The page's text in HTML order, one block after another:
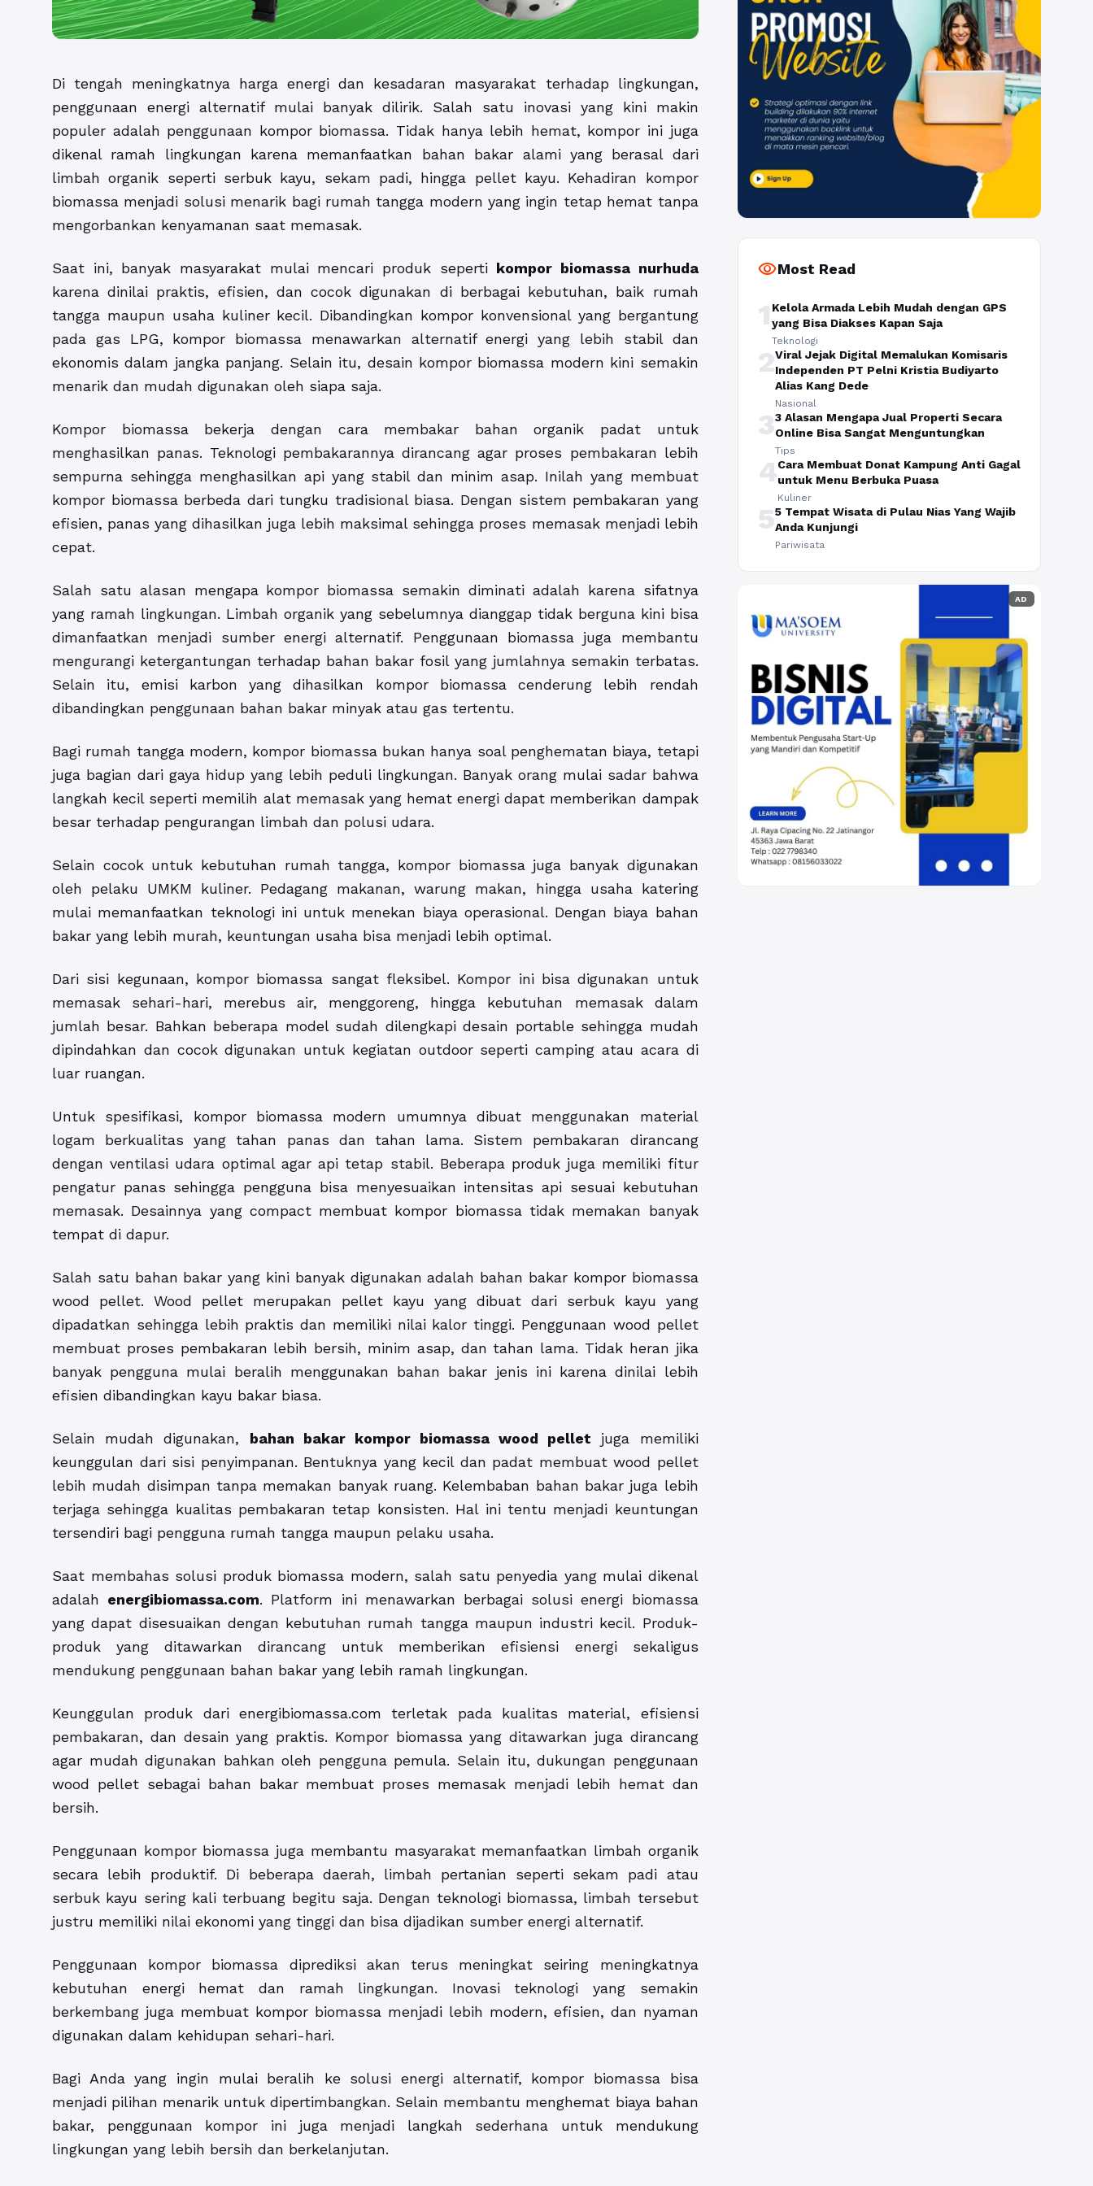
Di tengah meningkatnya harga energi dan kesadaran masyarakat terhadap lingkungan,
penggunaan energi alternatif mulai banyak dilirik. Salah satu inovasi yang kini makin
populer adalah penggunaan kompor biomassa. Tidak hanya lebih hemat, kompor ini juga
dikenal ramah lingkungan karena memanfaatkan bahan bakar alami yang berasal dari
limbah organik seperti serbuk kayu, sekam padi, hingga pellet kayu. Kehadiran kompor
biomassa menjadi solusi menarik bagi rumah tangga modern yang ingin tetap hemat tanpa
mengorbankan kenyamanan saat memasak.
Saat ini, banyak masyarakat mulai mencari produk seperti kompor biomassa nurhuda
karena dinilai praktis, efisien, dan cocok digunakan di berbagai kebutuhan, baik rumah
tangga maupun usaha kuliner kecil. Dibandingkan kompor konvensional yang bergantung
pada gas LPG, kompor biomassa menawarkan alternatif energi yang lebih stabil dan
ekonomis dalam jangka panjang. Selain itu, desain kompor biomassa modern kini semakin
menarik dan mudah digunakan oleh siapa saja.
Kompor biomassa bekerja dengan cara membakar bahan organik padat untuk
menghasilkan panas. Teknologi pembakarannya dirancang agar proses pembakaran lebih
sempurna sehingga menghasilkan api yang stabil dan minim asap. Inilah yang membuat
kompor biomassa berbeda dari tungku tradisional biasa. Dengan sistem pembakaran yang
efisien, panas yang dihasilkan juga lebih maksimal sehingga proses memasak menjadi lebih
cepat.
Salah satu alasan mengapa kompor biomassa semakin diminati adalah karena sifatnya
yang ramah lingkungan. Limbah organik yang sebelumnya dianggap tidak berguna kini bisa
dimanfaatkan menjadi sumber energi alternatif. Penggunaan biomassa juga membantu
mengurangi ketergantungan terhadap bahan bakar fosil yang jumlahnya semakin terbatas.
Selain itu, emisi karbon yang dihasilkan kompor biomassa cenderung lebih rendah
dibandingkan penggunaan bahan bakar minyak atau gas tertentu.
Bagi rumah tangga modern, kompor biomassa bukan hanya soal penghematan biaya, tetapi
juga bagian dari gaya hidup yang lebih peduli lingkungan. Banyak orang mulai sadar bahwa
langkah kecil seperti memilih alat memasak yang hemat energi dapat memberikan dampak
besar terhadap pengurangan limbah dan polusi udara.
Selain cocok untuk kebutuhan rumah tangga, kompor biomassa juga banyak digunakan
oleh pelaku UMKM kuliner. Pedagang makanan, warung makan, hingga usaha katering
mulai memanfaatkan teknologi ini untuk menekan biaya operasional. Dengan biaya bahan
bakar yang lebih murah, keuntungan usaha bisa menjadi lebih optimal.
Dari sisi kegunaan, kompor biomassa sangat fleksibel. Kompor ini bisa digunakan untuk
memasak sehari-hari, merebus air, menggoreng, hingga kebutuhan memasak dalam
jumlah besar. Bahkan beberapa model sudah dilengkapi desain portable sehingga mudah
dipindahkan dan cocok digunakan untuk kegiatan outdoor seperti camping atau acara di
luar ruangan.
Untuk spesifikasi, kompor biomassa modern umumnya dibuat menggunakan material
logam berkualitas yang tahan panas dan tahan lama. Sistem pembakaran dirancang
dengan ventilasi udara optimal agar api tetap stabil. Beberapa produk juga memiliki fitur
pengatur panas sehingga pengguna bisa menyesuaikan intensitas api sesuai kebutuhan
memasak. Desainnya yang compact membuat kompor biomassa tidak memakan banyak
tempat di dapur.
Salah satu bahan bakar yang kini banyak digunakan adalah bahan bakar kompor biomassa
wood pellet. Wood pellet merupakan pellet kayu yang dibuat dari serbuk kayu yang
dipadatkan sehingga lebih praktis dan memiliki nilai kalor tinggi. Penggunaan wood pellet
membuat proses pembakaran lebih bersih, minim asap, dan tahan lama. Tidak heran jika
banyak pengguna mulai beralih menggunakan bahan bakar jenis ini karena dinilai lebih
efisien dibandingkan kayu bakar biasa.
Selain mudah digunakan, bahan bakar kompor biomassa wood pellet juga memiliki
keunggulan dari sisi penyimpanan. Bentuknya yang kecil dan padat membuat wood pellet
lebih mudah disimpan tanpa memakan banyak ruang. Kelembaban bahan bakar juga lebih
terjaga sehingga kualitas pembakaran tetap konsisten. Hal ini tentu menjadi keuntungan
tersendiri bagi pengguna rumah tangga maupun pelaku usaha.
Saat membahas solusi produk biomassa modern, salah satu penyedia yang mulai dikenal
adalah energibiomassa.com. Platform ini menawarkan berbagai solusi energi biomassa
yang dapat disesuaikan dengan kebutuhan rumah tangga maupun industri kecil. Produk-
produk yang ditawarkan dirancang untuk memberikan efisiensi energi sekaligus
mendukung penggunaan bahan bakar yang lebih ramah lingkungan.
Keunggulan produk dari energibiomassa.com terletak pada kualitas material, efisiensi
pembakaran, dan desain yang praktis. Kompor biomassa yang ditawarkan juga dirancang
agar mudah digunakan bahkan oleh pengguna pemula. Selain itu, dukungan penggunaan
wood pellet sebagai bahan bakar membuat proses memasak menjadi lebih hemat dan
bersih.
Penggunaan kompor biomassa juga membantu masyarakat memanfaatkan limbah organik
secara lebih produktif. Di beberapa daerah, limbah pertanian seperti sekam padi atau
serbuk kayu sering kali terbuang begitu saja. Dengan teknologi biomassa, limbah tersebut
justru memiliki nilai ekonomi yang tinggi dan bisa dijadikan sumber energi alternatif.
Penggunaan kompor biomassa diprediksi akan terus meningkat seiring meningkatnya
kebutuhan energi hemat dan ramah lingkungan. Inovasi teknologi yang semakin
berkembang juga membuat kompor biomassa menjadi lebih modern, efisien, dan nyaman
digunakan dalam kehidupan sehari-hari.
Bagi Anda yang ingin mulai beralih ke solusi energi alternatif, kompor biomassa bisa
menjadi pilihan menarik untuk dipertimbangkan. Selain membantu menghemat biaya bahan
bakar, penggunaan kompor ini juga menjadi langkah sederhana untuk mendukung
lingkungan yang lebih bersih dan berkelanjutan.
visibilityMost Read
1 Kelola Armada Lebih Mudah dengan GPS
yang Bisa Diakses Kapan Saja
Teknologi
2Viral Jejak Digital Memalukan Komisaris
Independen PT Pelni Kristia Budiyarto
Alias Kang Dede
Nasional
33 Alasan Mengapa Jual Properti Secara
Online Bisa Sangat Menguntungkan
Tips
4Cara Membuat Donat Kampung Anti Gagal
untuk Menu Berbuka Puasa
Kuliner
55 Tempat Wisata di Pulau Nias Yang Wajib
Anda Kunjungi
Pariwisata
AD